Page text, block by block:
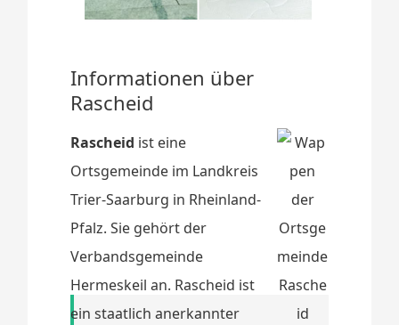
Informationen über
Rascheid
Rascheid ist eine
Ortsgemeinde im Landkreis
Trier-Saarburg in Rheinland-
Pfalz. Sie gehört der
Verbandsgemeinde
Hermeskeil an. Rascheid ist
ein staatlich anerkannter